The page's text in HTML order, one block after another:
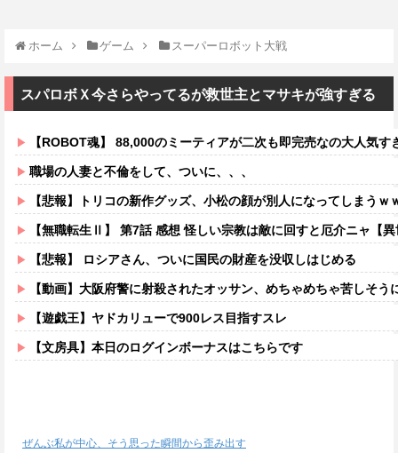
ホーム ゲーム スーパーロボット大戦
スパロボＸ今さらやってるが救世主とマサキが強すぎる
【ROBOT魂】 88,000のミーティアが二次も即完売なの大人気
職場の人妻と不倫をして、ついに、、、
【悲報】トリコの新作グッズ、小松の顔が別人になってしまうｗ
【無職転生Ⅱ】 第7話 感想 怪しい宗教は敵に回すと厄介ニャ【
【悲報】 ロシアさん、ついに国民の財産を没収しはじめる
【動画】大阪府警に射殺されたオッサン、めちゃめちゃ苦しそう
【遊戯王】ヤドカリューで900レス目指すスレ
【文房具】本日のログインボーナスはこちらです
ぜんぶ私が中心、そう思った瞬間から歪み出す